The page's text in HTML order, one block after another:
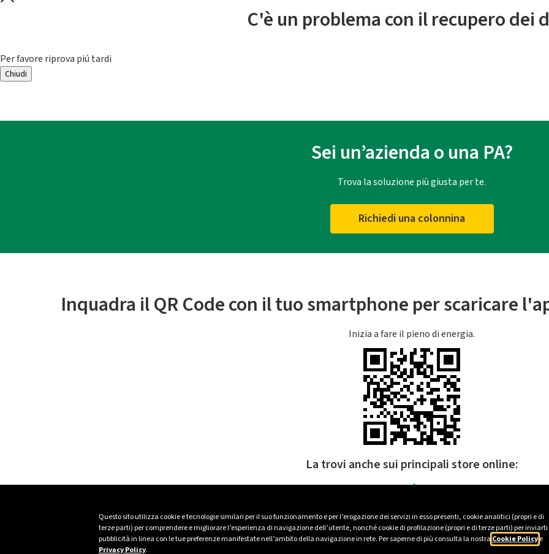
Questo sito utilizza cookie e tecnologie similari per il suo funzionamento e per l’erogazione dei servizi in esso presenti, cookie analitici (propri e di
terze parti) per comprendere e migliorare l’esperienza di navigazione dell’utente, nonché cookie di profilazione (propri e di terze parti) per inviarti
pubblicità in linea con le tue preferenze manifestate nell’ambito della navigazione in rete. Per saperne di più consulta la nostra Cookie Policye
Privacy Policy.
C'è un problema con il recupero dei
Per favore riprova piú tardi
Chiudi
Sei un’azienda o una PA?
Trova la soluzione più giusta per te.
Richiedi una colonnina
Inquadra il QR Code con il tuo smartphone per scaricare
Inizia a fare il pieno di energia.
La trovi anche sui principali store online: